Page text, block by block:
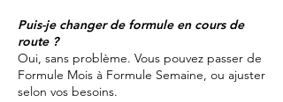
Puis-je changer de formule en cours de
route ?
Oui, sans problème. Vous pouvez passer de
Formule Mois à Formule Semaine, ou ajuster
selon vos besoins.